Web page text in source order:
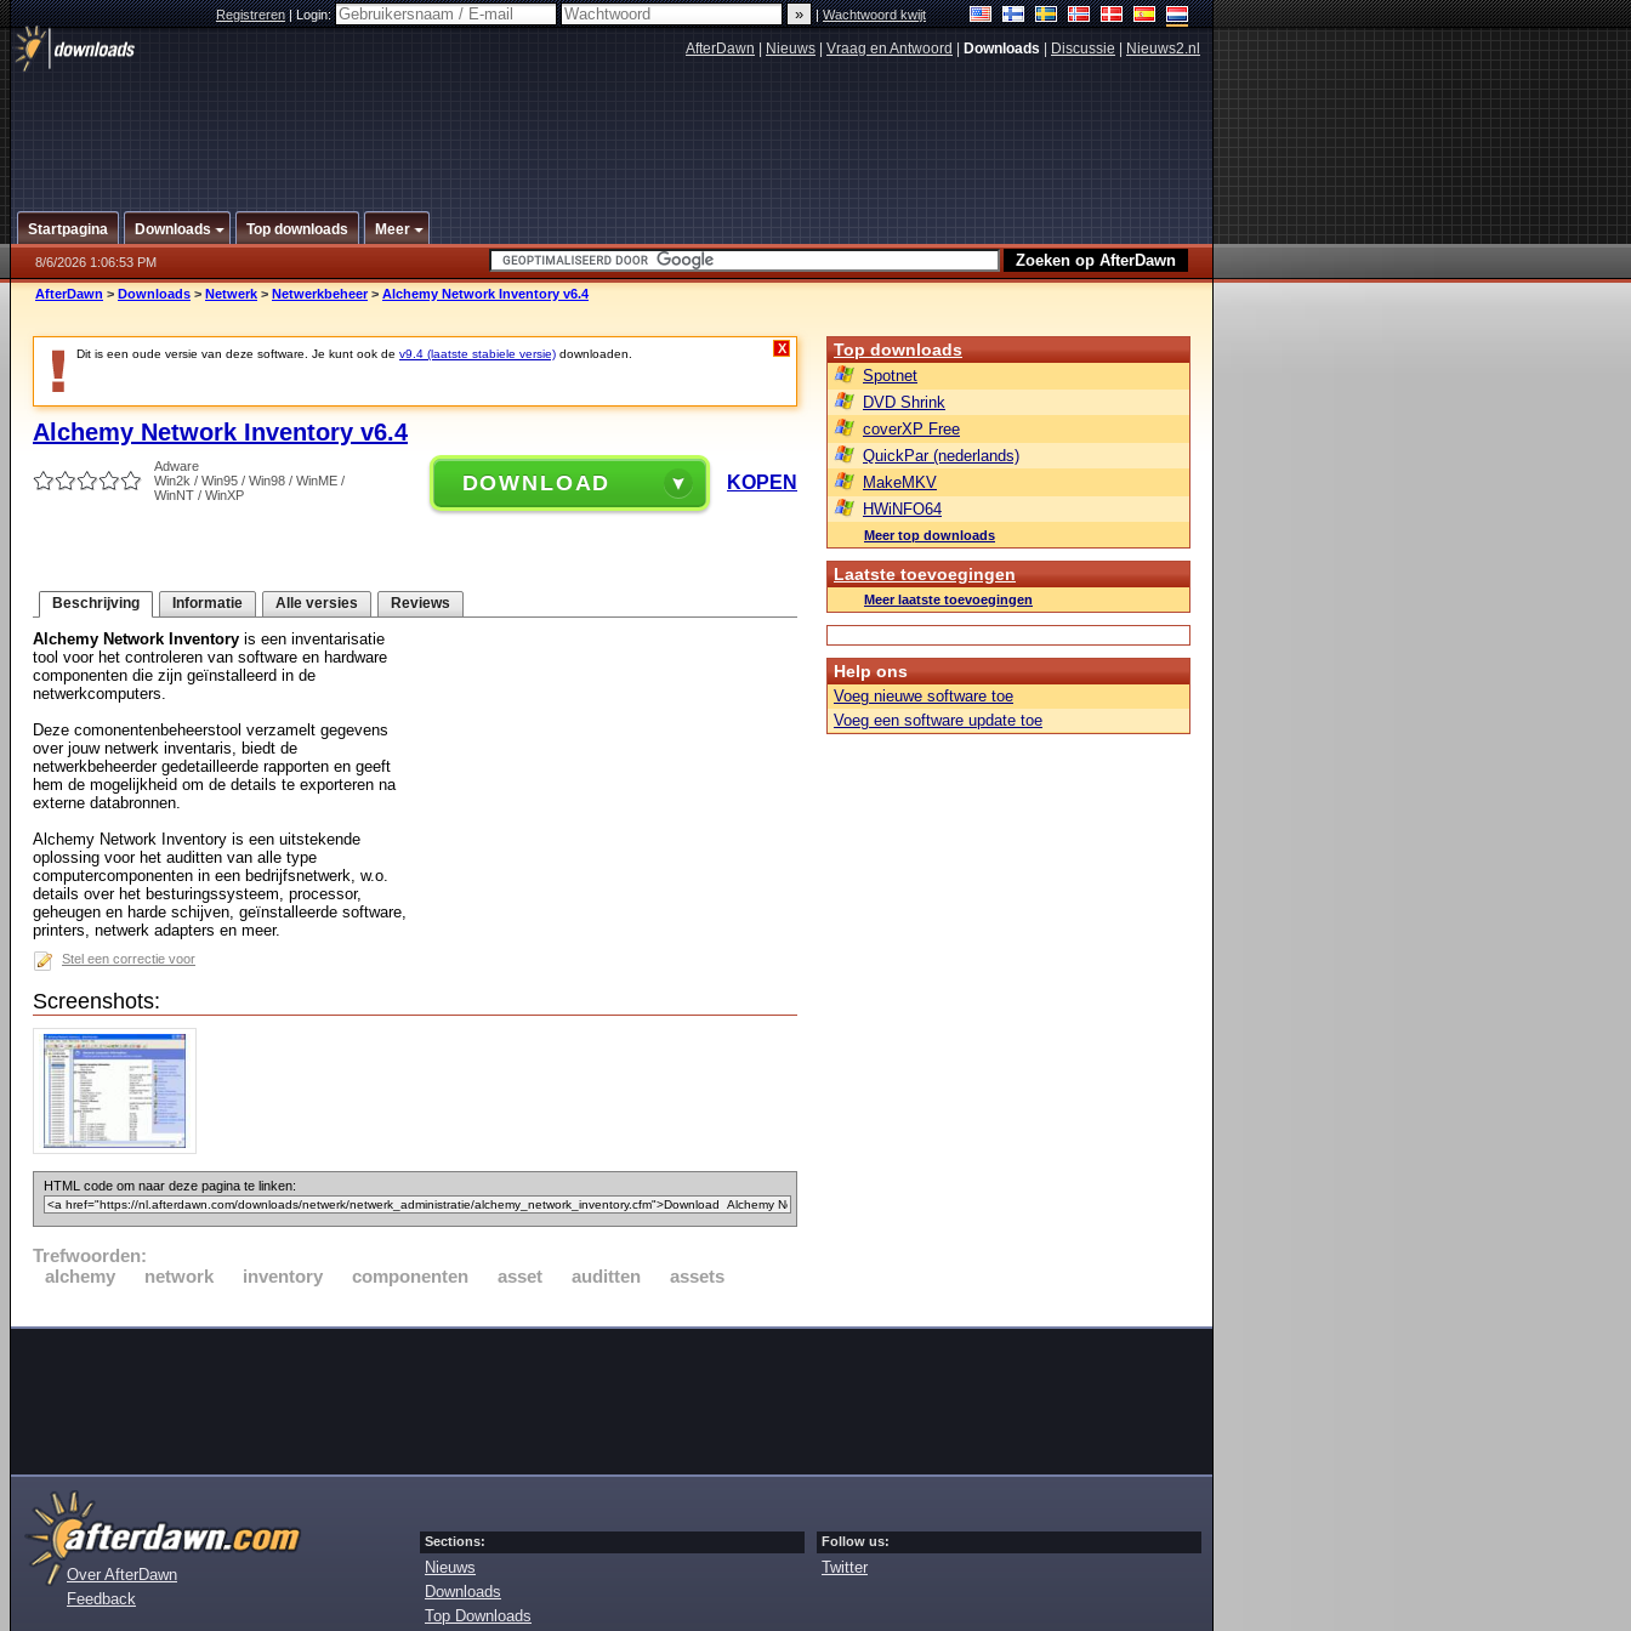
Registreren|Login: |Wachtwoord kwijt
AfterDawn Nieuws Vraag en Antwoord Downloads Discussie Nieuws2.nl
Startpagina Downloads Top downloads Meer
8/6/2026 1:06:53 PM
AfterDawn > Downloads > Netwerk > Netwerkbeheer > Alchemy Network Inventory v6.4
Dit is een oude versie van deze software. Je kunt ook de v9.4 (laatste stabiele versie) downloaden. X
Alchemy Network Inventory v6.4
Adware
Win2k / Win95 / Win98 / WinME /
WinNT / WinXP
DOWNLOAD KOPEN
Beschrijving Informatie Alle versies Reviews
Alchemy Network Inventory is een inventarisatie
tool voor het controleren van software en hardware
componenten die zijn geïnstalleerd in de
netwerkcomputers.
Deze comonentenbeheerstool verzamelt gegevens
over jouw netwerk inventaris, biedt de
netwerkbeheerder gedetailleerde rapporten en geeft
hem de mogelijkheid om de details te exporteren na
externe databronnen.
Alchemy Network Inventory is een uitstekende
oplossing voor het auditten van alle type
computercomponenten in een bedrijfsnetwerk, w.o.
details over het besturingssysteem, processor,
geheugen en harde schijven, geïnstalleerde software,
printers, netwerk adapters en meer.
Stel een correctie voor
Screenshots:
HTML code om naar deze pagina te linken:
Trefwoorden:
alchemy
network inventory componenten asset auditten assets
Top downloads
Spotnet
DVD Shrink
coverXP Free
QuickPar (nederlands)
MakeMKV
HWiNFO64
Meer top downloads
Laatste toevoegingen
Meer laatste toevoegingen
Help ons
Voeg nieuwe software toe
Voeg een software update toe
Over AfterDawn
Feedback
Sections:
Nieuws
Downloads
Top Downloads
Follow us:
Twitter